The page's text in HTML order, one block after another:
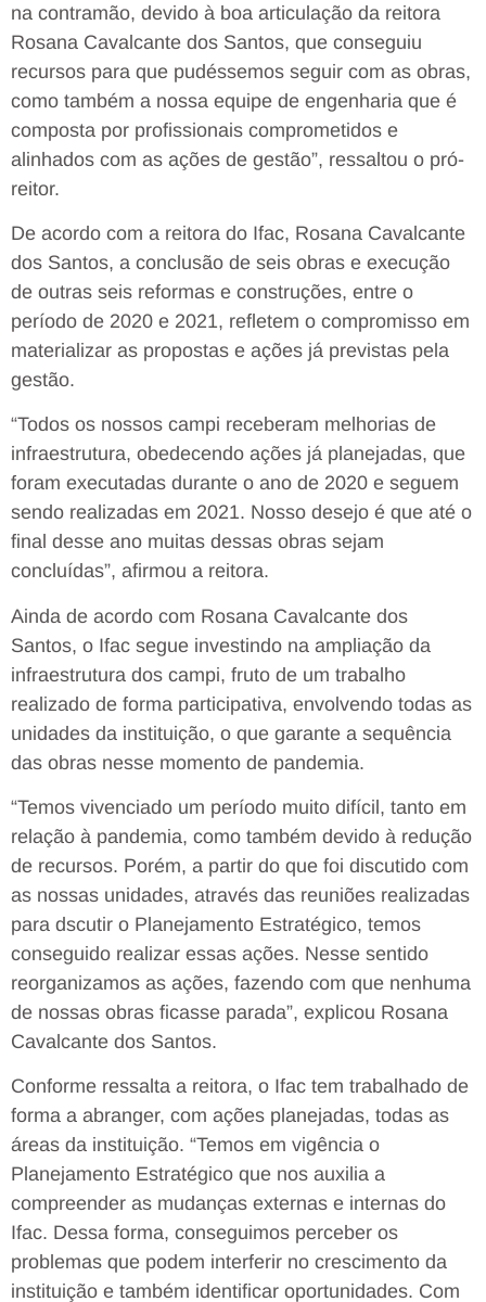
na contramão, devido à boa articulação da reitora
Rosana Cavalcante dos Santos, que conseguiu
recursos para que pudéssemos seguir com as obras,
como também a nossa equipe de engenharia que é
composta por profissionais comprometidos e
alinhados com as ações de gestão”, ressaltou o pró-
reitor.
De acordo com a reitora do Ifac, Rosana Cavalcante
dos Santos, a conclusão de seis obras e execução
de outras seis reformas e construções, entre o
período de 2020 e 2021, refletem o compromisso em
materializar as propostas e ações já previstas pela
gestão.
“Todos os nossos campi receberam melhorias de
infraestrutura, obedecendo ações já planejadas, que
foram executadas durante o ano de 2020 e seguem
sendo realizadas em 2021. Nosso desejo é que até o
final desse ano muitas dessas obras sejam
concluídas”, afirmou a reitora.
Ainda de acordo com Rosana Cavalcante dos
Santos, o Ifac segue investindo na ampliação da
infraestrutura dos campi, fruto de um trabalho
realizado de forma participativa, envolvendo todas as
unidades da instituição, o que garante a sequência
das obras nesse momento de pandemia.
“Temos vivenciado um período muito difícil, tanto em
relação à pandemia, como também devido à redução
de recursos. Porém, a partir do que foi discutido com
as nossas unidades, através das reuniões realizadas
para dscutir o Planejamento Estratégico, temos
conseguido realizar essas ações. Nesse sentido
reorganizamos as ações, fazendo com que nenhuma
de nossas obras ficasse parada”, explicou Rosana
Cavalcante dos Santos.
Conforme ressalta a reitora, o Ifac tem trabalhado de
forma a abranger, com ações planejadas, todas as
áreas da instituição. “Temos em vigência o
Planejamento Estratégico que nos auxilia a
compreender as mudanças externas e internas do
Ifac. Dessa forma, conseguimos perceber os
problemas que podem interferir no crescimento da
instituição e também identificar oportunidades. Com